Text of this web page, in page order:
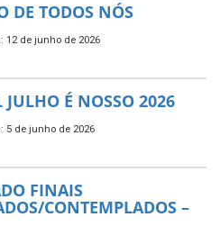
DE TODOS NÓS
12 de junho de 2026
JULHO É NOSSO 2026
5 de junho de 2026
FINAIS
CONTEMPLADOS –